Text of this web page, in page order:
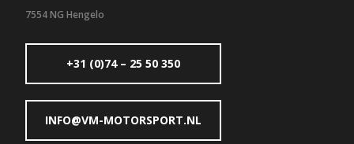
7554 NG Hengelo
+31 (0)74 – 25 50 350
INFO@VM-MOTORSPORT.NL